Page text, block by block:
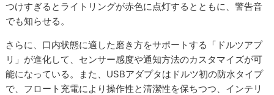
つけすぎるとライトリングが赤色に点灯するとともに、警告音
でも知らせる。
さらに、口内状態に適した磨き方をサポートする「ドルツアプ
リ」が進化して、センサー感度や通知方法のカスタマイズが可
能になっている。また、USBアダプタはドルツ初の防水タイプ
で、フロート充電により操作性と清潔性を保ちつつ、インテリ